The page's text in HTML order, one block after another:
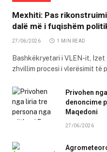
Mexhiti: Pas
dalë më i fuqishëm
27/06/2026 1 MIN READ
Bashkëkryetari i VLEN-it,
zhvillim procesi i vlerësimit të
Privohen
denoncime
Maqedoni
27/06/2026